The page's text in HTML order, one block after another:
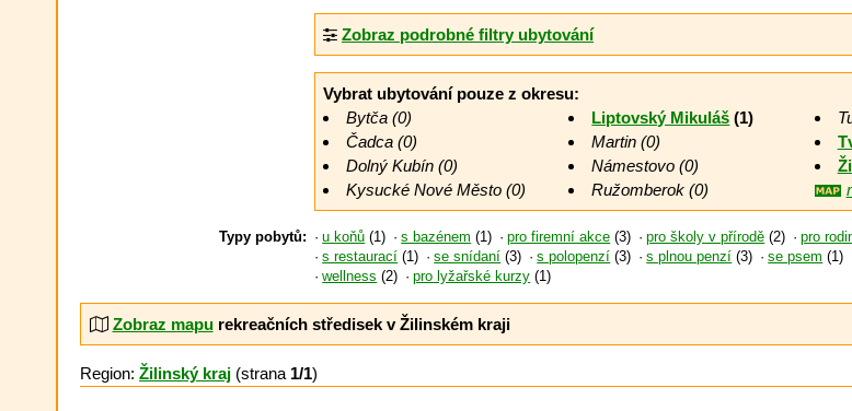
Zobraz podrobné filtry ubytování
Vybrat ubytování pouze z okresu:
Bytča (0)
Čadca (0)
Dolný Kubín (0)
Kysucké Nové Město (0)
Liptovský Mikuláš (1)
Martin (0)
Námestovo (0)
Ružomberok (0)
Typy pobytů: u koňů (1) s bazénem (1) pro firemní akce (3) pro školy v přírodě (2) pro
s restaurací (1) se snídaní (3) s polopenzí (3) s plnou penzí (3) se psem (1)
wellness (2) pro lyžařské kurzy (1)
Zobraz mapurekreačních středisek v Žilinském kraji
Region: Žilinský kraj (strana 1/1)